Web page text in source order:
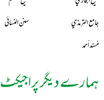
جامع الترمذي
سنن النسائي
مُسند أحمد
ہمارے دیگر پراجیکٹ